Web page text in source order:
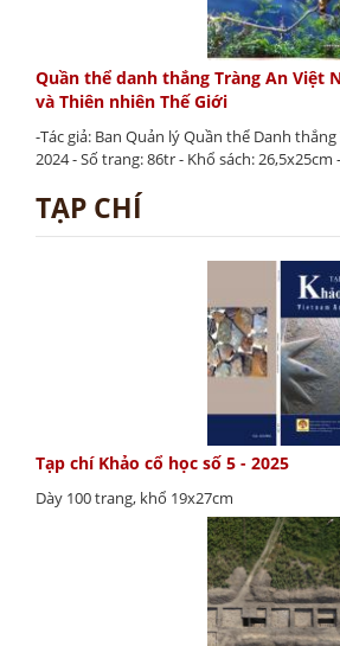
Quần thể danh thắng Tràng An Việt
và Thiên nhiên Thế Giới
-Tác giả: Ban Quản lý Quần thể Danh
2024 - Số trang: 86tr - Khổ sách:
TẠP CHÍ
Tạp chí Khảo cổ học số 5 - 2025
Dày 100 trang, khổ 19x27cm